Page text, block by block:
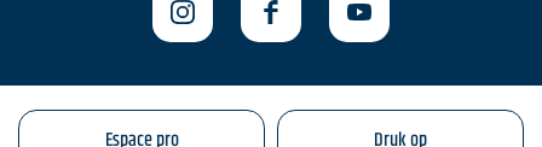
Espace pro Druk op